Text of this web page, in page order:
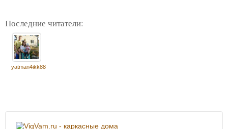
Последние читатели:
yatman4ikk88